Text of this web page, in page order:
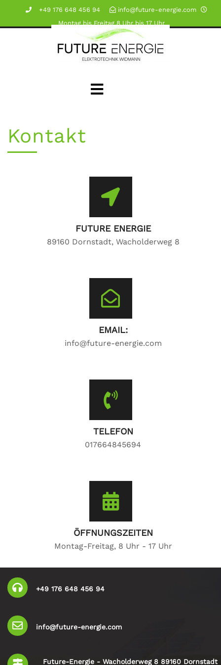
+49 176 648 456 94
info@future-energie.com
Montag bis Freitag 8 Uhr bis 17 Uhr
Kontakt
FUTURE ENERGIE
89160 Dornstadt, Wacholderweg 8
EMAIL:
info@future-energie.com
TELEFON
017664845694
ÖFFNUNGSZEITEN
Montag-Freitag, 8 Uhr - 17 Uhr
+49 176 648 456 94
info@future-energie.com
Future-Energie - Wacholderweg 8 89160 Dornstadt